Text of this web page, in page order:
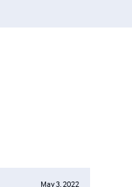
May 3, 2022